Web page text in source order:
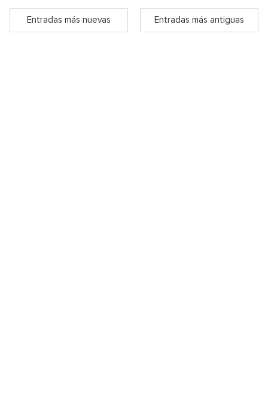
Entradas más nuevas Entradas más antiguas